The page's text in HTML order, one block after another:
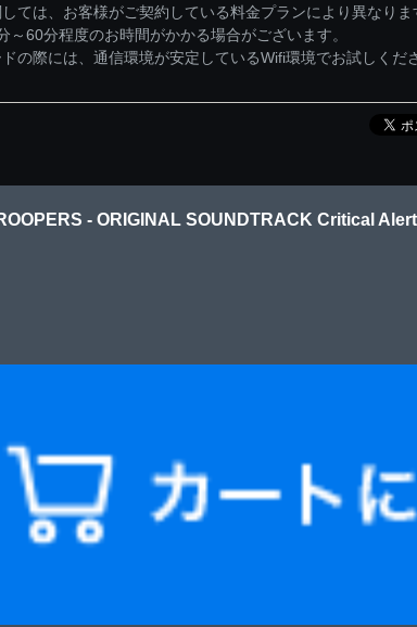
ては、お客様がご契約している料金プランにより異なり
～60分程度のお時間がかかる場合がございます。
の際には、通信環境が安定しているWifi環境でお試しくだ
- ORIGINAL SOUNDTRACK Critical Alert